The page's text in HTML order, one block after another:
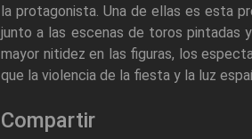
la protagonista. Una de ellas es esta
junto a las escenas de toros pintadas
mayor nitidez en las figuras, los
que la violencia de la fiesta y la luz
Compartir